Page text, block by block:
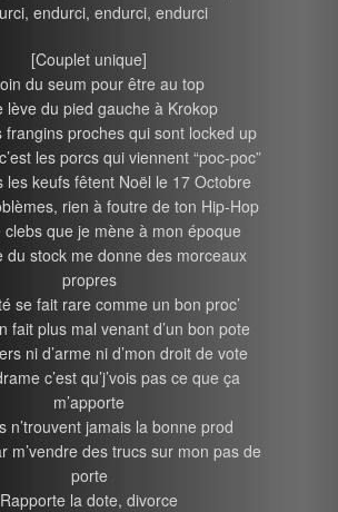
endurci, endurci, endurci
[Couplet unique]
du seum pour être au top
lève du pied gauche à Krokop
frangins proches qui sont locked up
les porcs qui viennent “poc-poc”
les keufs fêtent Noël le 17 Octobre
rien à foutre de ton Hip-Hop
clebs que je mène à mon époque
du stock me donne des morceaux
propres
se fait rare comme un bon proc’
fait plus mal venant d’un bon pote
ni d’arme ni d’mon droit de vote
c’est qu’j’vois pas ce que ça
m’apporte
n’trouvent jamais la bonne prod
m’vendre des trucs sur mon pas de
porte
Rapporte la dote, divorce